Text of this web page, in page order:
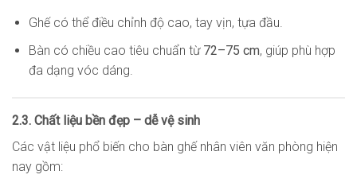
Ghế có thể điều chỉnh độ cao, tay vịn, tựa đầu.
Bàn có chiều cao tiêu chuẩn từ 72–75 cm, giúp phù hợp
đa dạng vóc dáng.
2.3. Chất liệu bền đẹp – dễ vệ sinh
Các vật liệu phổ biến cho bàn ghế nhân viên văn phòng hiện
nay gồm: